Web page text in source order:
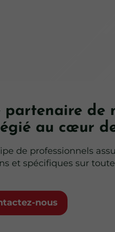
partenaire de
au cœur
de professionnels
et spécifiques sur
nous